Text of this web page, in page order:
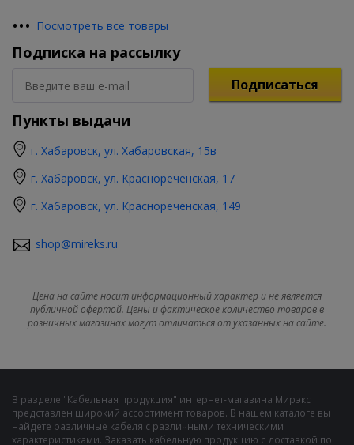
••• Посмотреть все товары
Подписка на рассылку
Подписаться
Пункты выдачи
г. Хабаровск, ул. Хабаровская, 15в
г. Хабаровск, ул. Краснореченская, 17
г. Хабаровск, ул. Краснореченская, 149
shop@mireks.ru
Цена на сайте носит информационный характер и не является
публичной офертой. Цены и фактическое количество товаров в
розничных магазинах могут отличаться от указанных на сайте.
В разделе "Кабельная продукция" интернет-магазина Мирэкс
представлен широкий ассортимент товаров. В нашем каталоге вы
найдете различные кабеля с различными техническими
характеристиками. Заказать кабельную продукцию с доставкой по